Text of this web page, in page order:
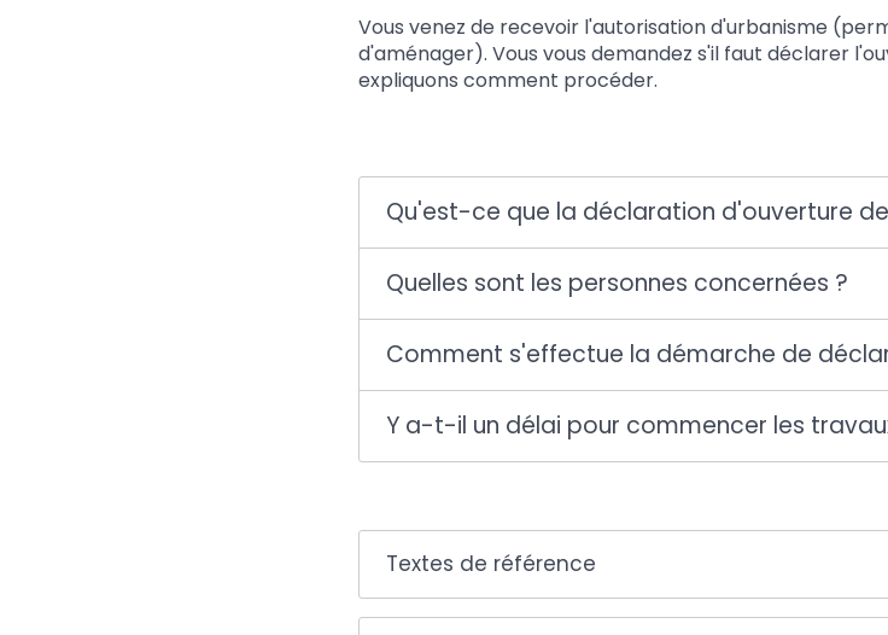
Vous venez de recevoir l'autorisation d'urbanisme
d'aménager). Vous vous demandez s'il faut déclarer
expliquons comment procéder.
Qu'est-ce que la déclaration d'ouverture
Quelles sont les personnes concernées ?
Comment s'effectue la démarche de
Y a-t-il un délai pour commencer les
Textes de référence